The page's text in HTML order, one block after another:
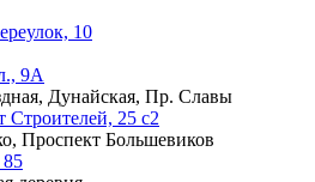
10
9А
Дунайская, Пр. Славы
Строителей, 25 с2
Проспект Большевиков